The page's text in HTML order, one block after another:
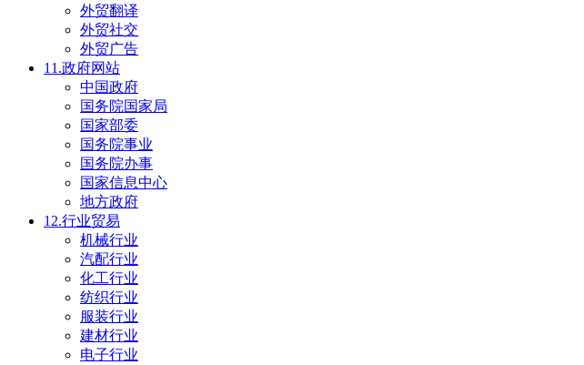
外贸翻译
外贸社交
外贸广告
11.政府网站
中国政府
国务院国家局
国家部委
国务院事业
国务院办事
国家信息中心
地方政府
12.行业贸易
机械行业
汽配行业
化工行业
纺织行业
服装行业
建材行业
电子行业